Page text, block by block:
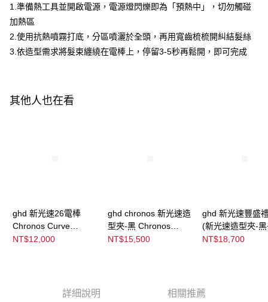
後付繳納相關費用。
※ 交易是否成功請以「AFTEE先享後付 」之結帳頁面顯示為準，若有關於
是否繳費成功／繳費後需取消欲退款等相關疑問，請聯繫「AFTEE先享後付
客戶支援中心」https://netprotections.freshdesk.com/support/home
２．關於個人資料處理事宜，請瀏覽以下網址：
1.準備熱工具並開啟電源，電源燈閃爍即為「預熱中」，切勿觸碰
加熱區
2.使用抗熱噴霧打底，分區噴灑於全頭，再用寬齒梳梳開糾結髮絲
3.依造型需求將髮束纏繞在電棒上，停留3-5秒再鬆開，即可完成
其他人也在看
ghd 新光速26電棒
Chronos Curve
Classic Tong
NT$12,000
ghd chronos 新光速造
型夾-黑 Chronos
Black
NT$15,500
ghd 新光速豐盛
(新光速造型夾-
形板梳+限定版隔
NT$18,700
詳細說明 相關推薦